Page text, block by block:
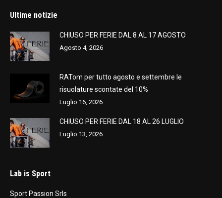
Ultime notizie
CHIUSO PER FERIE DAL 8 AL 17 AGOSTO
Agosto 4, 2026
RATom per tutto agosto e settembre le
risuolature scontate del 10%
Luglio 16, 2026
CHIUSO PER FERIE DAL 18 AL 26 LUGLIO
Luglio 13, 2026
Lab is Sport
Sport Passion Srls